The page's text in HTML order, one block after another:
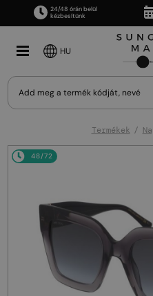
24/48 órán belül
kézbesítünk
HU
Termékek
48/72